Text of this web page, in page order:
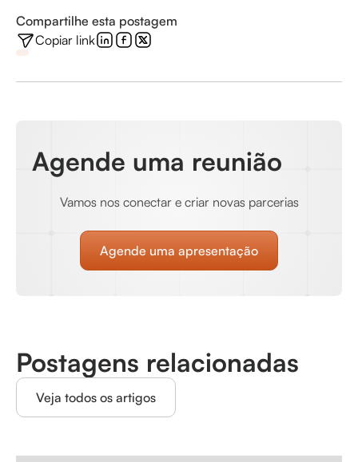
Compartilhe esta postagem
Copiar link
Agende uma reunião
Vamos nos conectar e criar novas parcerias
Agende uma apresentação
Postagens relacionadas
Veja todos os artigos